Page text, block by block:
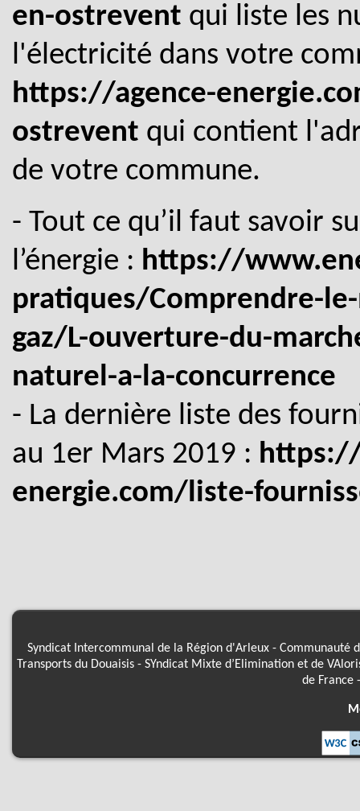
en-ostrevent qui liste les
l'électricité dans votre
https://agence-
ostrevent qui contient
de votre commune.
- Tout ce qu’il faut savoir
l’énergie : https://
pratiques/Comprendre-
gaz/L-ouverture-du-
naturel-a-la-concurrence
- La dernière liste des
au 1er Mars 2019 :
energie.com/liste-
Syndicat Intercommunal de la Région d'Arleux - Communauté
Transports du Douaisis- SYndicat Mixte d’Elimination et de
de France